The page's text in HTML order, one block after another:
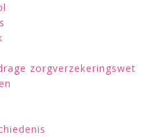
zorgverzekeringswet